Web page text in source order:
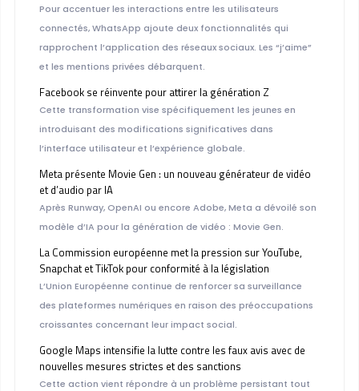
Pour accentuer les interactions entre les utilisateurs
connectés, WhatsApp ajoute deux fonctionnalités qui
rapprochent l’application des réseaux sociaux. Les “j’aime”
et les mentions privées débarquent.
Facebook se réinvente pour attirer la génération Z
Cette transformation vise spécifiquement les jeunes en
introduisant des modifications significatives dans
l’interface utilisateur et l’expérience globale.
Meta présente Movie Gen : un nouveau générateur de vidéo
et d’audio par IA
Après Runway, OpenAI ou encore Adobe, Meta a dévoilé son
modèle d’IA pour la génération de vidéo : Movie Gen.
La Commission européenne met la pression sur YouTube,
Snapchat et TikTok pour conformité à la législation
L’Union Européenne continue de renforcer sa surveillance
des plateformes numériques en raison des préoccupations
croissantes concernant leur impact social.
Google Maps intensifie la lutte contre les faux avis avec de
nouvelles mesures strictes et des sanctions
Cette action vient répondre à un problème persistant tout